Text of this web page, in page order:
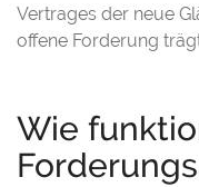
Vertrages der neue
offene Forderung
Wie